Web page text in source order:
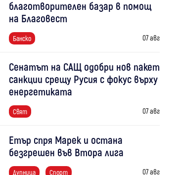
благотворителен базар в помощ
на Благовест
Банско 07 авг
Сенатът на САЩ одобри нов пакет
санкции срещу Русия с фокус върху
енергетиката
Свят 07 авг
Етър спря Марек и остана
безгрешен във Втора лига
Дупница Спорт 07 авг